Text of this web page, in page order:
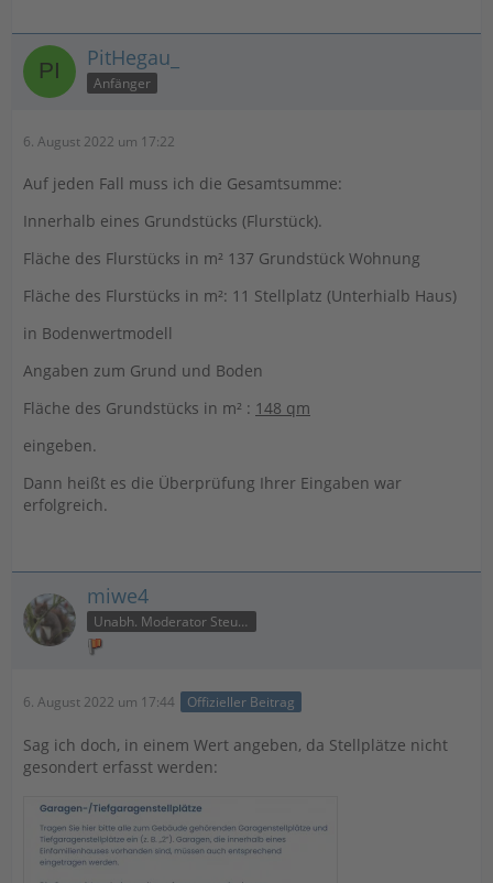
PitHegau_
Anfänger
6. August 2022 um 17:22
Auf jeden Fall muss ich die Gesamtsumme:
Innerhalb eines Grundstücks (Flurstück).
Fläche des Flurstücks in m² 137 Grundstück Wohnung
Fläche des Flurstücks in m²: 11 Stellplatz (Unterhialb Haus)
in Bodenwertmodell
Angaben zum Grund und Boden
Fläche des Grundstücks in m² : 148 qm
eingeben.
Dann heißt es die Überprüfung Ihrer Eingaben war
erfolgreich.
miwe4
Unabh. Moderator Steuer
6. August 2022 um 17:44 Offizieller Beitrag
Sag ich doch, in einem Wert angeben, da Stellplätze nicht
gesondert erfasst werden: